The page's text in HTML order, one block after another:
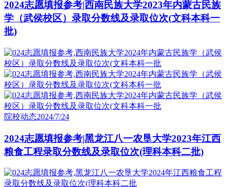
2024志愿填报参考|西南民族大学2023年内蒙古民族
学（武侯校区）录取分数线及录取位次(文科本科一
批)
院校动态2024/7/24
2024志愿填报参考|黑龙江八一农垦大学2023年江西
粮食工程录取分数线及录取位次(理科本科二批)